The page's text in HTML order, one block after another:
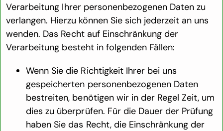
Verarbeitung Ihrer personenbezogenen Daten zu
verlangen. Hierzu können Sie sich jederzeit an uns
wenden. Das Recht auf Einschränkung der
Verarbeitung besteht in folgenden Fällen:
Wenn Sie die Richtigkeit Ihrer bei uns
gespeicherten personenbezogenen Daten
bestreiten, benötigen wir in der Regel Zeit, um
dies zu überprüfen. Für die Dauer der Prüfung
haben Sie das Recht, die Einschränkung der